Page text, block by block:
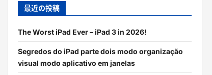
最近の投稿
The Worst iPad Ever – iPad 3 in 2026!
Segredos do iPad parte dois modo organização
visual modo aplicativo em janelas